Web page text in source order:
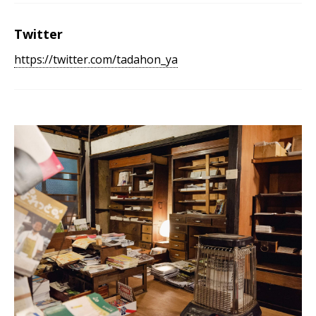
Twitter
https://twitter.com/tadahon_ya